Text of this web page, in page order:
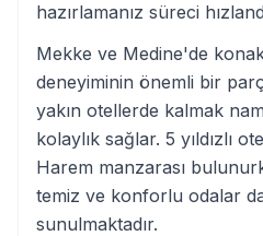
hazırlamanız süreci
Mekke ve Medine'de
deneyiminin önemli bir
yakın otellerde kalmak
kolaylık sağlar. 5 yıldızlı
Harem manzarası
temiz ve konforlu odalar
sunulmaktadır.